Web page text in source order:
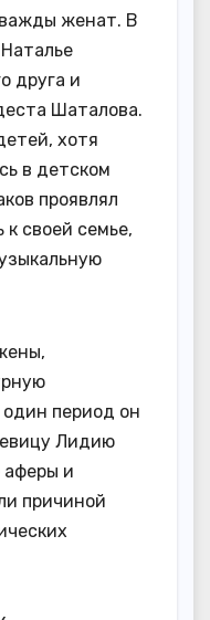
женат. В
друга и
Шаталова.
хотя
в детском
проявлял
своей семье,
период он
Лидию
аферы и
причиной